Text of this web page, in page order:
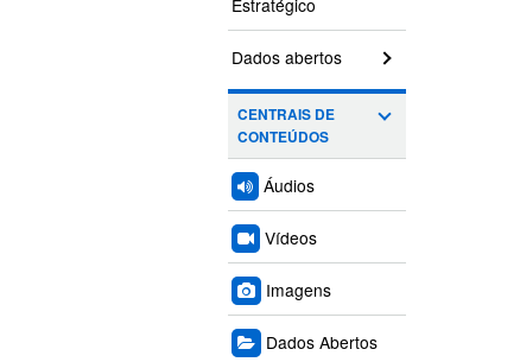
Estratégico
Dados abertos
CENTRAIS DE
CONTEÚDOS
Áudios
Vídeos
Imagens
Dados Abertos